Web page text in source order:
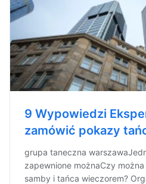
9 Wypowiedzi
zamówić pokazy
grupa taneczna
zapewnione możnaCzy
samby i tańca wieczorem?